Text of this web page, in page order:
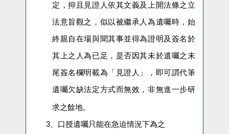
定，抑且見證人依其文義及上開法條之立
法意旨觀之，似以被繼承人為遺囑時，始
終親自在場與聞其事並得為證明及簽名於
其上之人為已足，是否因其未於遺囑之末
尾簽名欄明載為「見證人」，即可謂代筆
遺囑欠缺法定方式而無效，非無進一步研
求之餘地。
3、 口授遺囑只能在急迫情況下為之